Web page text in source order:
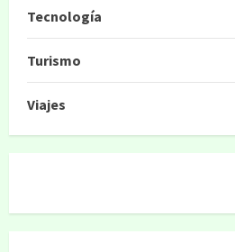
Tecnología
Turismo
Viajes